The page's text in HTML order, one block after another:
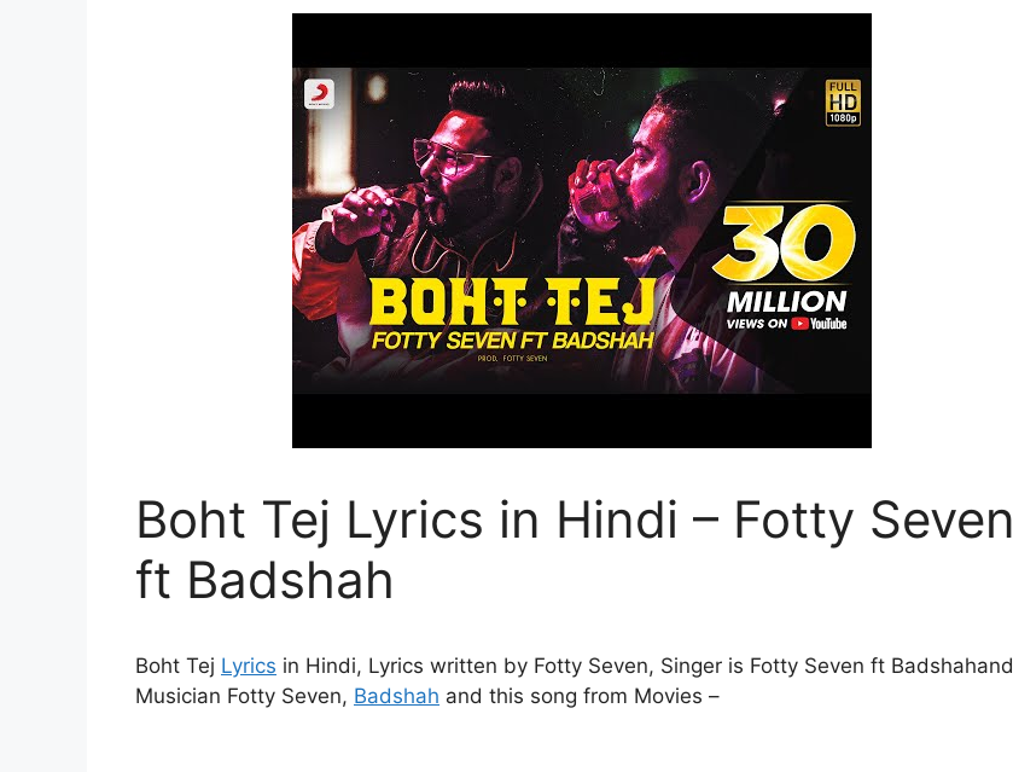
Boht Tej Lyrics in Hindi – Fotty Seven
ft Badshah
Boht Tej Lyrics in Hindi, Lyrics written by Fotty Seven, Singer is Fotty Seven ft Badshahand
Musician Fotty Seven, Badshah and this song from Movies –